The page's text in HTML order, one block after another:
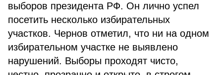
выборов президента РФ. Он лично успел
посетить несколько избирательных
участков. Чернов отметил, что ни на одном
избирательном участке не выявлено
нарушений. Выборы проходят чисто,